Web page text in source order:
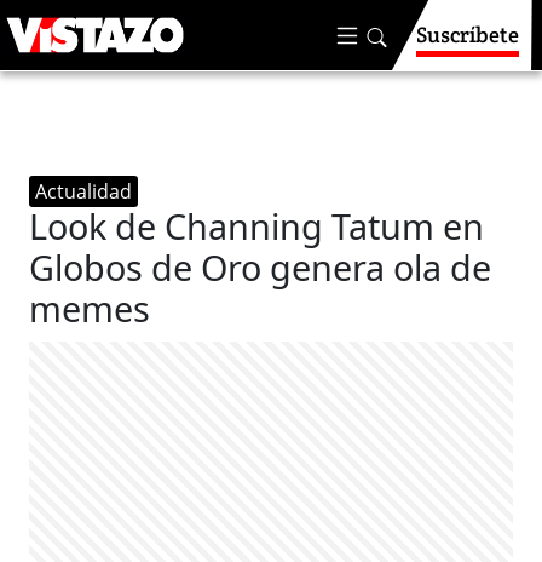
Suscríbete
Actualidad
Look de Channing Tatum en
Globos de Oro genera ola de
memes